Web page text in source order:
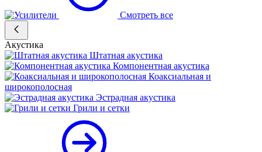
Смотреть все
Акустика
Штатная акустика
Компонентная акустика
Коаксиальная и
широкополосная
Эстрадная акустика
Грили и сетки